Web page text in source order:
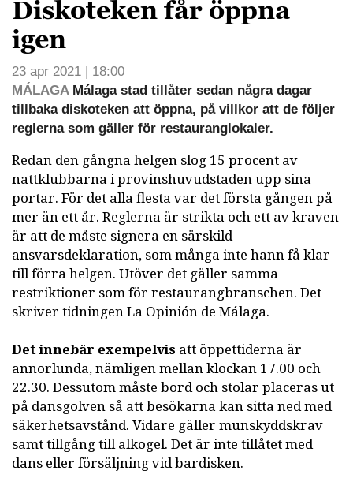
Diskoteken får öppna
igen
23 apr 2021 | 18:00
MÁLAGAMálaga stad tillåter sedan några dagar
tillbaka diskoteken att öppna, på villkor att de följer
reglerna som gäller för restauranglokaler.
Redan den gångna helgen slog 15 procent av
nattklubbarna i provinshuvudstaden upp sina
portar. För det alla flesta var det första gången på
mer än ett år. Reglerna är strikta och ett av kraven
är att de måste signera en särskild
ansvarsdeklaration, som många inte hann få klar
till förra helgen. Utöver det gäller samma
restriktioner som för restaurangbranschen. Det
skriver tidningen La Opinión de Málaga.
Det innebär exempelvis att öppettiderna är
annorlunda, nämligen mellan klockan 17.00 och
22.30. Dessutom måste bord och stolar placeras ut
på dansgolven så att besökarna kan sitta ned med
säkerhetsavstånd. Vidare gäller munskyddskrav
samt tillgång till alkogel. Det är inte tillåtet med
dans eller försäljning vid bardisken.